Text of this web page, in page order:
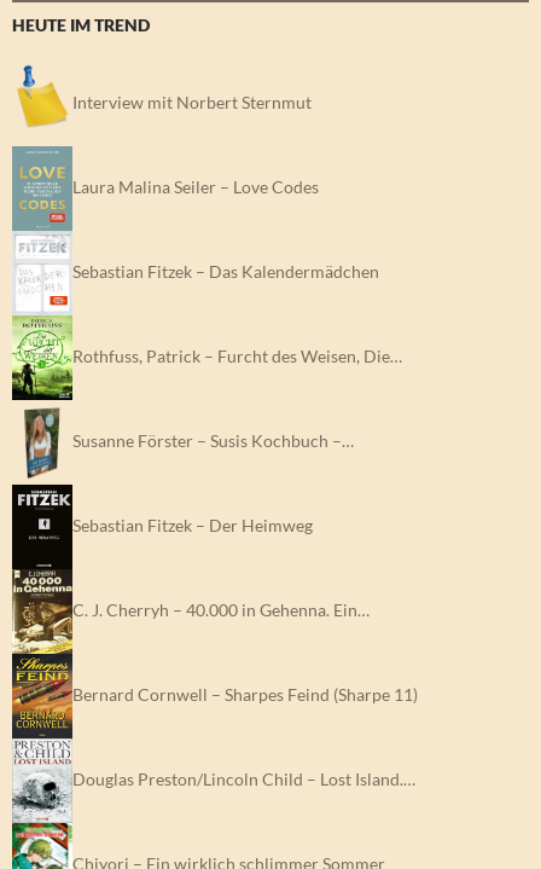
HEUTE IM TREND
Interview mit Norbert Sternmut
Laura Malina Seiler – Love Codes
Sebastian Fitzek – Das Kalendermädchen
Rothfuss, Patrick – Furcht des Weisen, Die…
Susanne Förster – Susis Kochbuch –…
Sebastian Fitzek – Der Heimweg
C. J. Cherryh – 40.000 in Gehenna. Ein…
Bernard Cornwell – Sharpes Feind (Sharpe 11)
Douglas Preston/Lincoln Child – Lost Island.…
Chiyori – Ein wirklich schlimmer Sommer